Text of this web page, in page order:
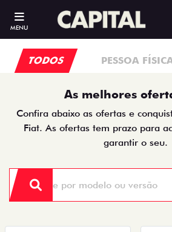
MENU
TODOS PESSOA
As melhores
Confira abaixo as ofertas e
Fiat. As ofertas tem prazo para
garantir o seu.